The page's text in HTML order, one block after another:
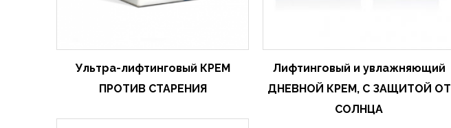
Ультра-лифтинговый КРЕМ
ПРОТИВ СТАРЕНИЯ
Лифтинговый и увлажняющий
ДНЕВНОЙ КРЕМ, С ЗАЩИТОЙ ОТ
СОЛНЦА